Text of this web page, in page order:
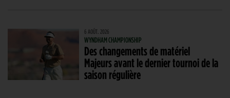
6 AOÛT. 2026
WYNDHAM CHAMPIONSHIP
Des changements de matériel
Majeurs avant le dernier tournoi de la
saison régulière